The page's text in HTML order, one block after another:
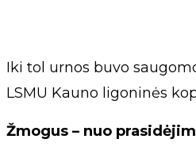
Iki tol urnos buvo
LSMU Kauno ligoninės
Žmogus – nuo